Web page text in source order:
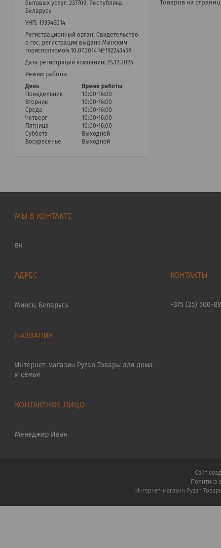
бытовых услуг: 237709, Республика
Беларусь
УНП: 193946014
Регистрационный орган: Cвидетельство
о гос. регистрации выдано Минским
горисполкомом 10.07.2014 №192243459
Дата регистрации компании: 24.12.2025
Режим работы:
День
Время работы
Понедельник
10:00-16:00
Вторник
10:00-16:00
Среда
10:00-16:00
Четверг
10:00-16:00
Пятница
10:00-16:00
Суббота
Выходной
Воскресенье
Выходной
МЫ В КОНТАКТЕ
ВК
Минск, Беларусь
Интернет-магазин Pyzan Товары для дома
и семьи
Менеджер Иван
+375 (25) 500-
Сайт
Политика
Интернет-магазин Pyzan